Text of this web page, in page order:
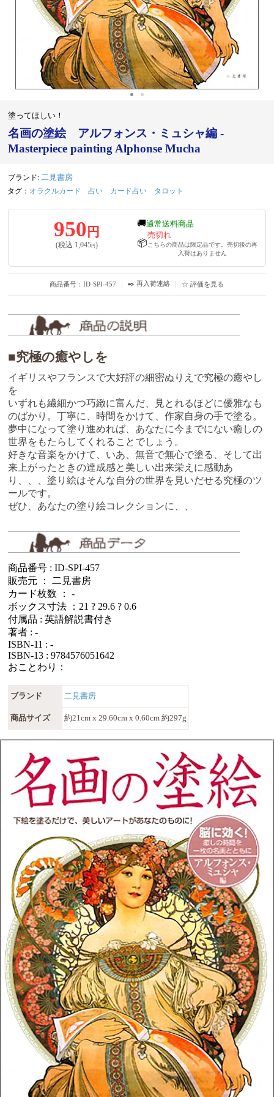
塗ってほしい！
名画の塗絵 アルフォンス・ミュシャ編 -
Masterpiece painting Alphonse Mucha
ブランド: 二見書房
タグ： オラクルカード 占い カード占い タロット
950 円
(税込 1,045円)
🚚通常送料商品
📦
売切れ
こちらの商品は限定品です。売切後の再
入荷はありません
商品番号：ID-SPI-457 ｜ ✒️ 再入荷連絡 ｜ ☆ 評価を見る
■究極の癒やしを
イギリスやフランスで大好評の細密ぬりえで究極の癒やし
を
いずれも繊細かつ巧緻に富んだ、見とれるほどに優雅なも
のばかり。丁寧に、時間をかけて、作家自身の手で塗る。
夢中になって塗り進めれば、あなたに今までにない癒しの
世界をもたらしてくれることでしょう。
好きな音楽をかけて、いあ、無音で無心で塗る、そして出
来上がったときの達成感と美しい出来栄えに感動あ
り、、、塗り絵はそんな自分の世界を見いだせる究極のツ
ールです。
ぜひ、あなたの塗り絵コレクションに、、
商品番号 : ID-SPI-457
販売元 ： 二見書房
カード枚数 ： -
ボックス寸法 ：21 ? 29.6 ? 0.6
付属品 : 英語解説書付き
著者 : -
ISBN-11 : -
ISBN-13 : 9784576051642
おことわり：
ブランド 二見書房
商品サイズ 約21cm x 29.60cm x 0.60cm 約297g